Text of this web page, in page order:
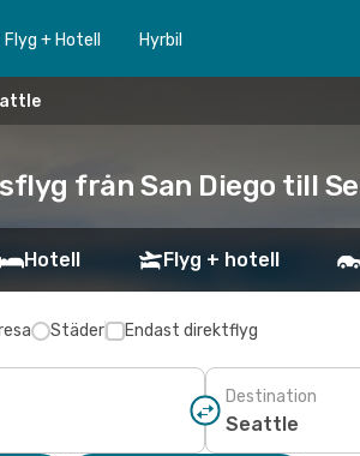
Flyg + Hotell Hyrbil
från San Diego till
Hotell Flyg + hotell
Städer Endast direktflyg
Destination